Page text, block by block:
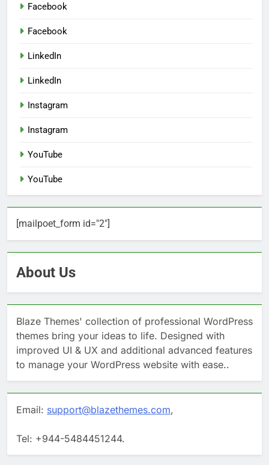
Facebook
Facebook
LinkedIn
LinkedIn
Instagram
Instagram
YouTube
YouTube
[mailpoet_form id="2"]
About Us
Blaze Themes' collection of professional WordPress
themes bring your ideas to life. Designed with
improved UI & UX and additional advanced features
to manage your WordPress website with ease..
Email: support@blazethemes.com,
Tel: +944-5484451244.